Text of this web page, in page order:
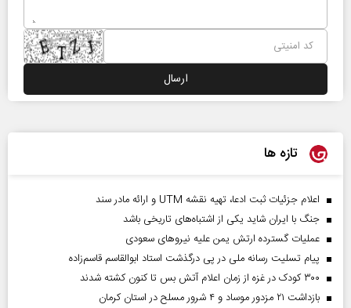
تازه ها
اعلام جزئیات ثبت ادعا، تهیه نقشه UTM و ارائه مادر سند
جنگ با ایران شاید یکی از اشتباه‌های تاریخی باشد
عملیات گسترده ارتش یمن علیه نیروهای سعودی
پیام تسلیت رسانه ملی در پی درگذشت استاد ابوالقاسم قاسم‌زاده
۳۰۰ کودک در غزه از زمان اعلام آتش بس تا کنون کشته شدند
بازداشت ۲۱ مزدور موساد و ۴ شرور مسلح در استان کرمان